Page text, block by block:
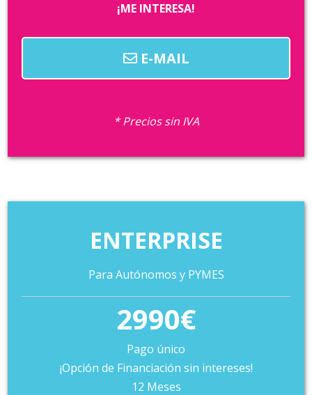
¡ME INTERESA!
E-MAIL
* Precios sin IVA
ENTERPRISE
Para Autónomos y PYMES
2990€
Pago único
¡Opción de Financiación sin intereses!
12 Meses